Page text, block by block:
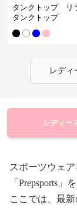
タンクトップ リ
タンクトップ
レデ
レディー
スポーツウェ
「Prepsports」
ここでは、最